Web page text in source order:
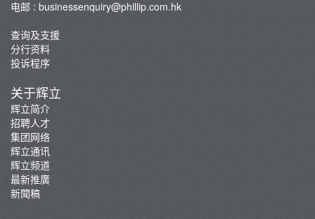
电邮 : businessenquiry@phillip.com.hk
查询及支援
分行资料
投诉程序
关于辉立
辉立简介
招聘人才
集团网络
辉立通讯
辉立频道
最新推廣
新聞稿